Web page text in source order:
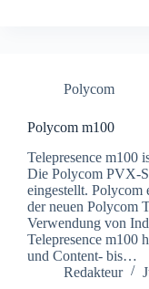
Polycom
Polycom m100
Telepresence m100
Die Polycom PVX-
eingestellt. Polycom
der neuen Polycom
Verwendung von
Telepresence m100
und Content- bis…
Redakteur